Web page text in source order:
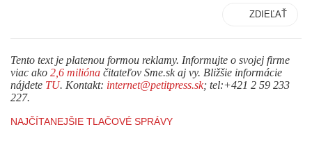
ZDIEĽAŤ
Tento text je platenou formou reklamy. Informujte o svojej firme
viac ako 2,6 milióna čitateľov Sme.sk aj vy. Bližšie informácie
nájdete TU. Kontakt: internet@petitpress.sk; tel:+421 2 59 233
227.
NAJČÍTANEJŠIE TLAČOVÉ SPRÁVY